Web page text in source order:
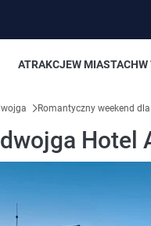
ATRAKCJEW MIASTACHW
Romantyczny weekend
Hotel